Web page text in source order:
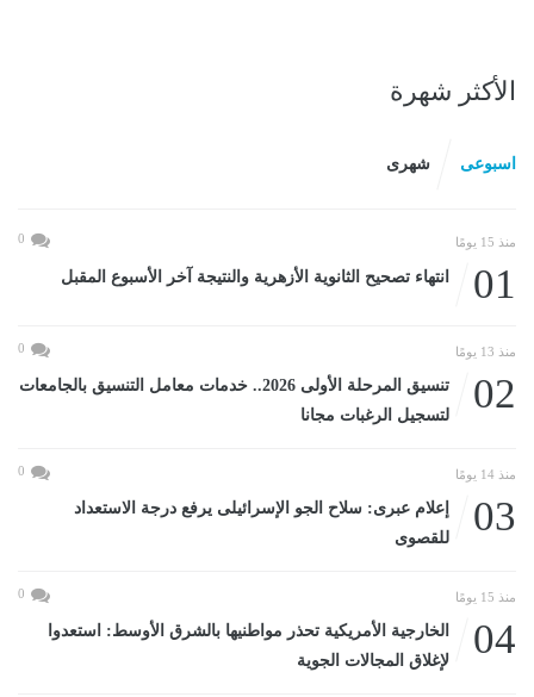
الأكثر شهرة
اسبوعى شهرى
منذ 15 يومًا 0
01 انتهاء تصحيح الثانوية الأزهرية والنتيجة آخر الأسبوع المقبل
منذ 13 يومًا 0
02
تنسيق المرحلة الأولى 2026.. خدمات معامل التنسيق بالجامعات
لتسجيل الرغبات مجانا
منذ 14 يومًا 0
03
إعلام عبرى: سلاح الجو الإسرائيلى يرفع درجة الاستعداد
للقصوى
منذ 15 يومًا 0
04
الخارجية الأمريكية تحذر مواطنيها بالشرق الأوسط: استعدوا
لإغلاق المجالات الجوية